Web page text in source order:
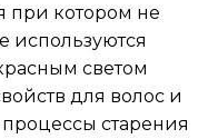
при котором не
используются
светом
для волос и
старения